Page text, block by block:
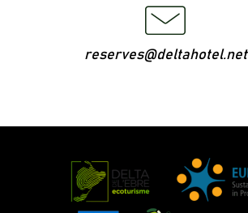
reserves@deltahotel.net